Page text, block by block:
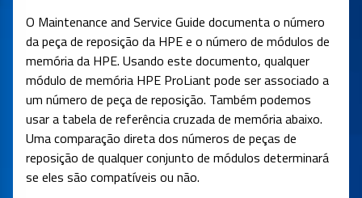
O Maintenance and Service Guide documenta o número
da peça de reposição da HPE e o número de módulos de
memória da HPE. Usando este documento, qualquer
módulo de memória HPE ProLiant pode ser associado a
um número de peça de reposição. Também podemos
usar a tabela de referência cruzada de memória abaixo.
Uma comparação direta dos números de peças de
reposição de qualquer conjunto de módulos determinará
se eles são compatíveis ou não.